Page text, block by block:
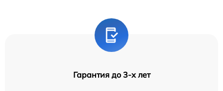
Гарантия до 3-х лет